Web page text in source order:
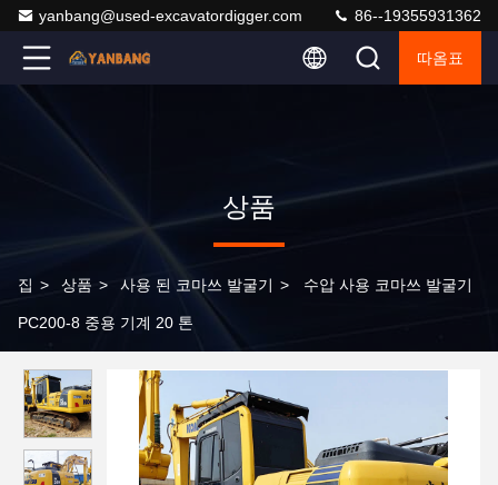
yanbang@used-excavatordigger.com 86--19355931362
따옴표
상품
집 > 상품 > 사용 된 코마쓰 발굴기 > 수압 사용 코마쓰 발굴기
PC200-8 중용 기계 20 톤